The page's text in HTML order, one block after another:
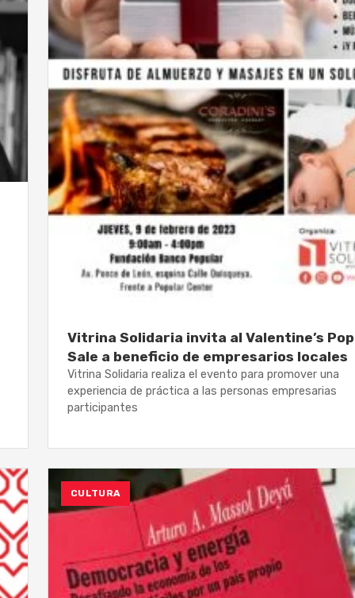
Vitrina Solidaria invita al Valentine’s
Sale a beneficio de empresarios locales
Vitrina Solidaria realiza el evento para promover una
experiencia de práctica a las personas empresarias
participantes
CULTURA